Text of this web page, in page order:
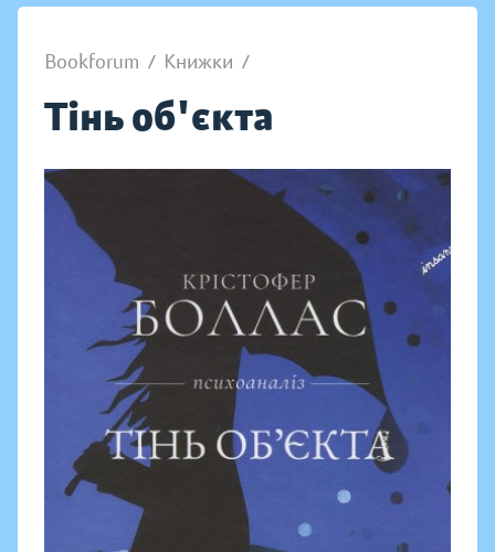
Bookforum / Книжки /
Тінь об'єкта